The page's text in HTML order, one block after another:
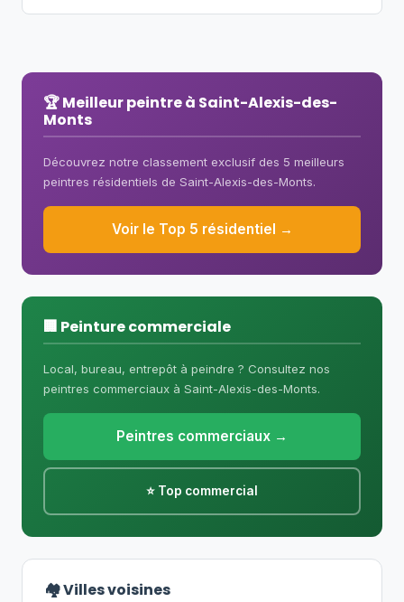
superficie.
Bureaux, commerces, entrepôts,
restaurants — consultez notre
annuaire des peintres commerciaux
🏆 Meilleur peintre à Saint-Alexis-des-
Monts
Découvrez notre classement exclusif des 5 meilleurs
peintres résidentiels de Saint-Alexis-des-Monts.
Voir le Top 5 résidentiel →
🏢 Peinture commerciale
Local, bureau, entrepôt à peindre ? Consultez nos
peintres commerciaux à Saint-Alexis-des-Monts.
Peintres commerciaux →
⭐ Top commercial
🏘️ Villes voisines